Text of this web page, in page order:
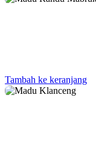
Tambah ke keranjang